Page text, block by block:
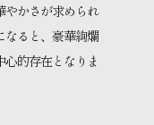
やかさが求められ
なると、豪華絢爛
的存在となりま